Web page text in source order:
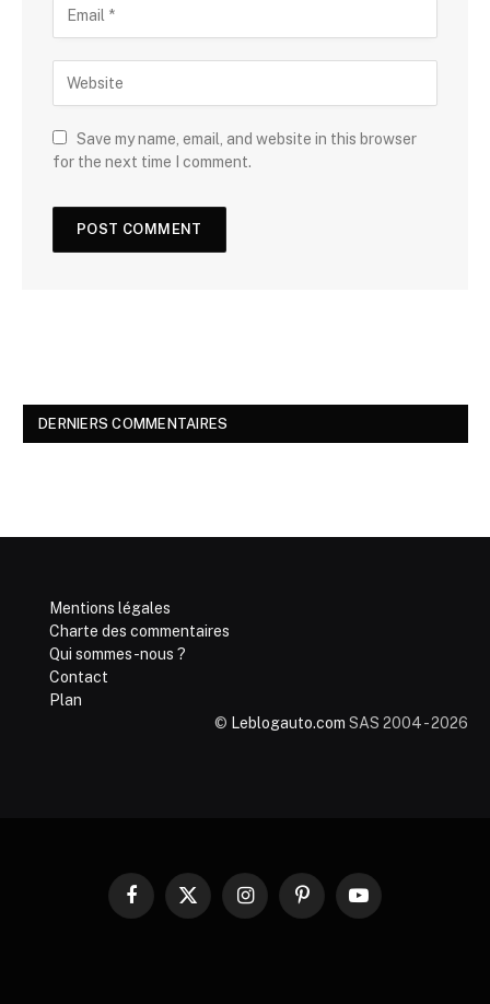
Save my name, email, and website in this browser
for the next time I comment.
DERNIERS COMMENTAIRES
Mentions légales
Charte des commentaires
Qui sommes-nous ?
Contact
Plan
© Leblogauto.com SAS 2004 - 2026
Facebook
X
InstagramPinterestYouTube